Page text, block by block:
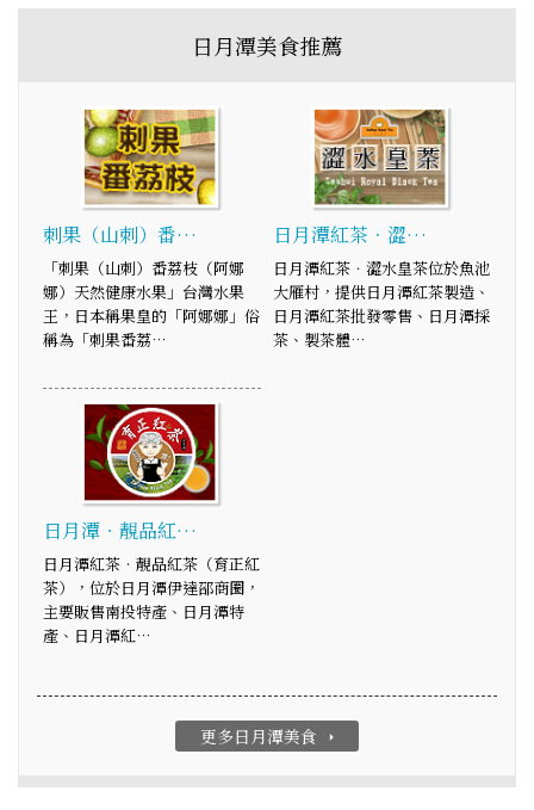
日月潭美食推薦
刺果（山刺）番…
「刺果（山刺）番荔枝（阿娜
娜）天然健康水果」台灣水果
王，日本稱果皇的「阿娜娜」俗
稱為「刺果番荔…
日月潭紅茶．澀…
日月潭紅茶．澀水皇茶位於魚池
大雁村，提供日月潭紅茶製造、
日月潭紅茶批發零售、日月潭採
茶、製茶體…
日月潭‧靚品紅…
日月潭紅茶‧靚品紅茶（育正紅
茶），位於日月潭伊達邵商圈，
主要販售南投特產、日月潭特
產、日月潭紅…
更多日月潭美食 arrow_right